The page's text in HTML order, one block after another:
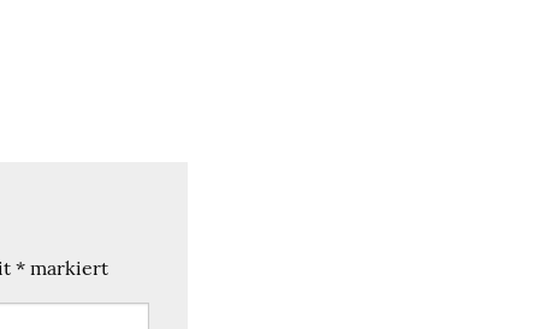
* markiert